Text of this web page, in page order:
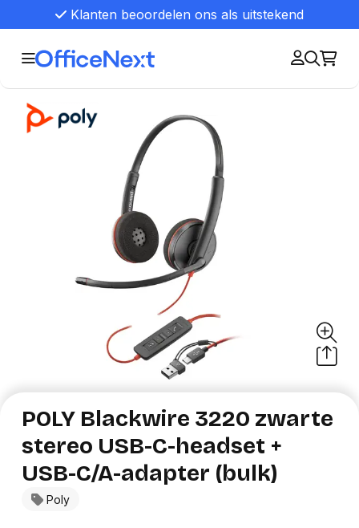
Klanten beoordelen ons als uitstekend
Poly
POLY Blackwire 3220 zwarte
stereo USB-C-headset +
USB-C/A-adapter (bulk)